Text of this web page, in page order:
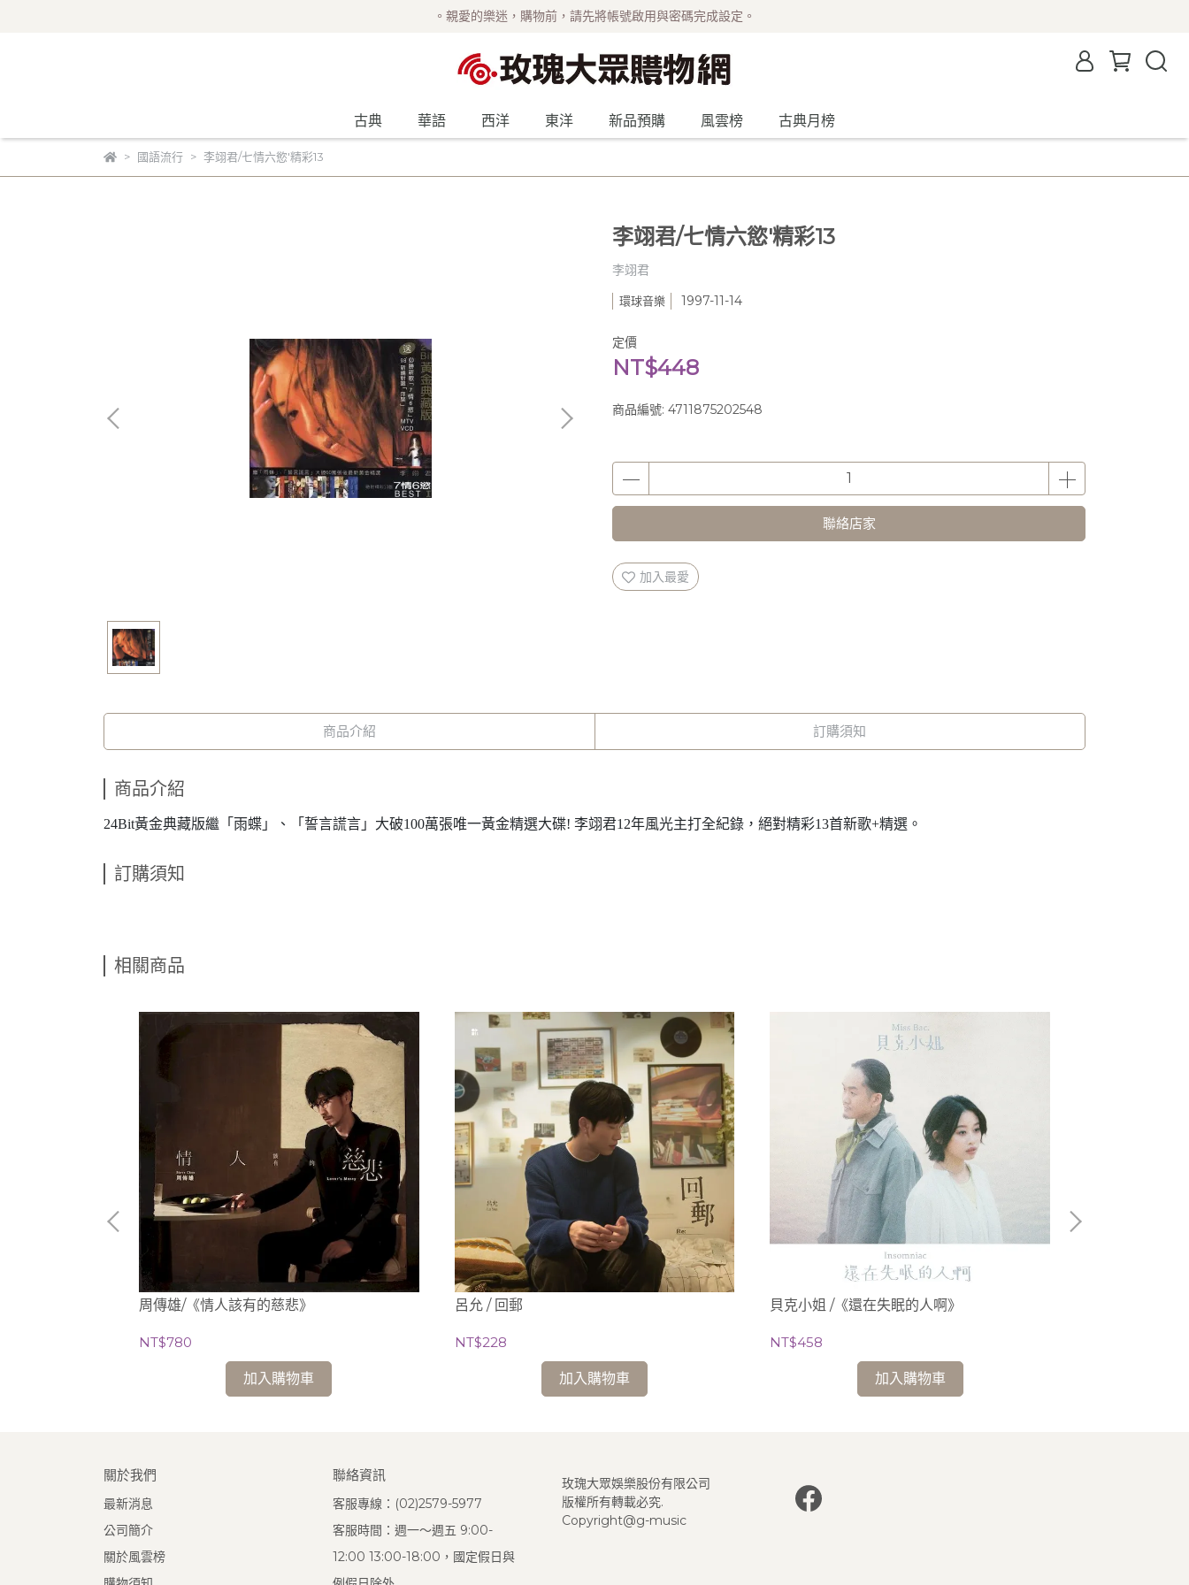
。親愛的樂迷，購物前，請先將帳號啟用與密碼完成設定。
古典 華語 西洋 東洋 新品預購 風雲榜 古典月榜
國語流行 李翊君/七情六慾'精彩13
李翊君/七情六慾'精彩13
李翊君
環球音樂 1997-11-14
定價
NT$448
商品編號: 4711875202548
聯絡店家
加入最愛
商品介紹 訂購須知
商品介紹
24Bit黃金典藏版繼「雨蝶」、「誓言謊言」大破100萬張唯一黃金精選大碟! 李翊君12年風光主打全紀錄，絕對精彩13首新歌+精選。
訂購須知
相關商品
周傳雄/《情人該有的慈悲》
NT$780
加入購物車
呂允 / 回郵
NT$228
加入購物車
貝克小姐 /《還在失眠的人啊》
NT$458
加入購物車
關於我們
最新消息
公司簡介
關於風雲榜
聯絡資訊
客服專線：(02)2579-5977
客服時間：週一～週五 9:00-
12:00 13:00-18:00，國定假日與
玫瑰大眾娛樂股份有限公司
版權所有轉載必究.
Copyright@g-music